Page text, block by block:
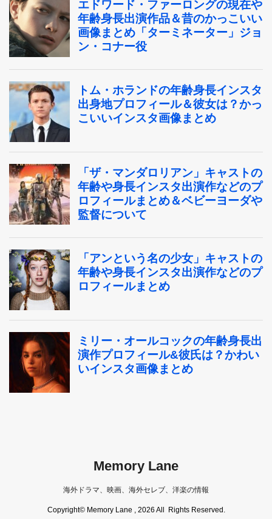
Memory Lane
海外ドラマ、映画、海外セレブ、洋楽の情報
Copyright© Memory Lane , 2026 All Rights Reserved.